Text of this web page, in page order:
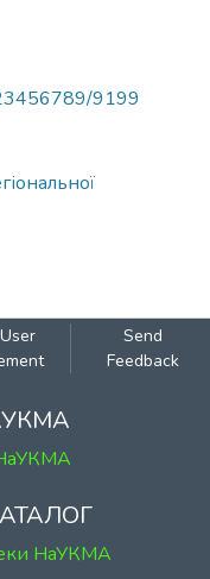
9199
Send
Feedback
НаУКМА
НаУКМА